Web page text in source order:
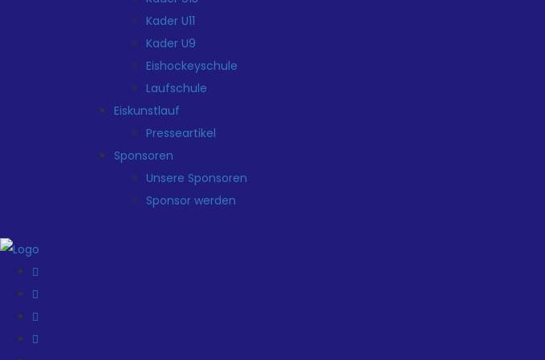
Kader U11
Kader U9
Eishockeyschule
Laufschule
Eiskunstlauf
Presseartikel
Sponsoren
Unsere Sponsoren
Sponsor werden